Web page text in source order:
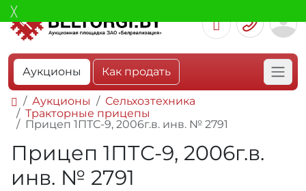
Аукционы Как продать
Аукционы
Сельхозтехника
Тракторные прицепы
Прицеп 1ПТС-9, 2006г.в. инв. № 2791
Прицеп 1ПТС-9, 2006г.в.
инв. № 2791